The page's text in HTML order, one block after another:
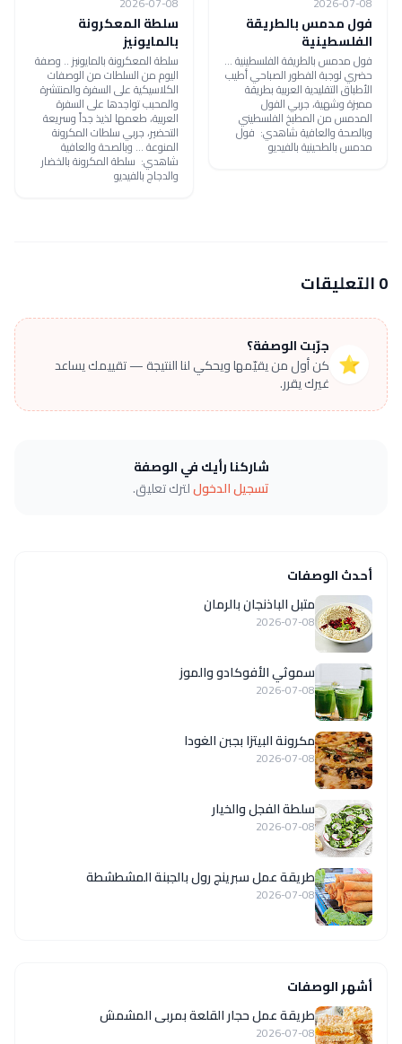
فول مدمس بالطريقة
الفلسطينية
فول مدمس بالطريقة الفلسطينية ...
حضري لوجبة الفطور الصباحي أطيب
الأطباق التقليدية العربية بطريقة
مميزة وشهية، جربي الفول
المدمس من المطبخ الفلسطيني
وبالصحة والعافية شاهدي: فول
مدمس بالطحينية بالفيديو
سلطة المعكرونة
بالمايونيز
سلطة المعكرونة بالمايونيز .. وصفة
اليوم من السلطات من الوصفات
الكلاسيكية على السفرة والمنتشرة
والمحبب تواجدها على السفرة
العربية، طعمها لذيذ جداً وسريعة
التحضير، جربي سلطات المكرونة
المنوعة ... وبالصحة والعافية
شاهدي: سلطة المكرونة بالخضار
والدجاج بالفيديو
0 التعليقات
⭐
جرّبت الوصفة؟
كن أول من يقيّمها ويحكي لنا النتيجة — تقييمك يساعد
غيرك يقرر.
شاركنا رأيك في الوصفة
تسجيل الدخوللترك تعليق.
أحدث الوصفات
متبل الباذنجان بالرمان
2026-07-08
سموثي الأفوكادو والموز
2026-07-08
مكرونة البيتزا بجبن الغودا
2026-07-08
سلطة الفجل والخيار
2026-07-08
طريقة عمل سبرينج رول بالجبنة المشطشطة
2026-07-08
أشهر الوصفات
طريقة عمل حجار القلعة بمربى المشمش
2026-07-08